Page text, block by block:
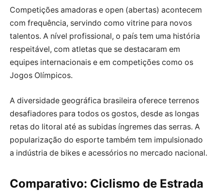
Competições amadoras e open (abertas) acontecem
com frequência, servindo como vitrine para novos
talentos. A nível profissional, o país tem uma história
respeitável, com atletas que se destacaram em
equipes internacionais e em competições como os
Jogos Olímpicos.
A diversidade geográfica brasileira oferece terrenos
desafiadores para todos os gostos, desde as longas
retas do litoral até as subidas íngremes das serras. A
popularização do esporte também tem impulsionado
a indústria de bikes e acessórios no mercado nacional.
Comparativo: Ciclismo de Estrada